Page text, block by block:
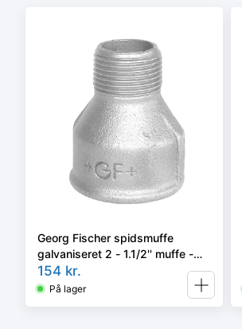
Georg Fischer spidsmuffe
galvaniseret 2 - 1.1/2'' muffe -
nippel
154 kr.
På lager